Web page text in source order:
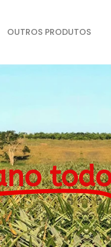
OUTROS PRODUTOS